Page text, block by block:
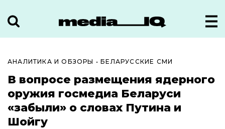
АНАЛИТИКА И ОБЗОРЫ •БЕЛАРУССКИЕ СМИ
В вопросе размещения ядерного
оружия госмедиа Беларуси
«забыли» о словах Путина и
Шойгу